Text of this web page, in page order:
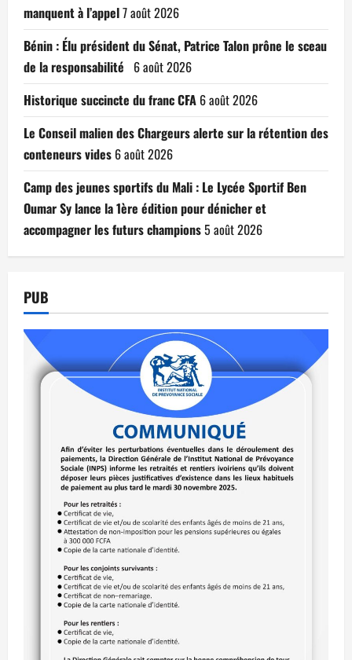
manquent à l’appel7 août 2026
Bénin : Élu président du Sénat, Patrice Talon prône le sceau
de la responsabilité 6 août 2026
Historique succincte du franc CFA 6 août 2026
Le Conseil malien des Chargeurs alerte sur la rétention des
conteneurs vides 6 août 2026
Camp des jeunes sportifs du Mali : Le Lycée Sportif Ben
Oumar Sy lance la 1ère édition pour dénicher et
accompagner les futurs champions5 août 2026
PUB